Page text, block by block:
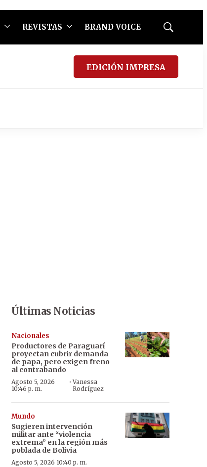
REVISTAS BRAND VOICE
Mostrar
EDICIÓN IMPRESA
Últimas Noticias
Nacionales
Productores de Paraguarí
proyectan cubrir demanda
de papa, pero exigen freno
al contrabando
Agosto 5, 2026
10:46 p. m.
·Vanessa
Rodríguez
Mundo
Sugieren intervención
militar ante “violencia
extrema” en la región más
poblada de Bolivia
Agosto 5, 2026 10:40 p. m.